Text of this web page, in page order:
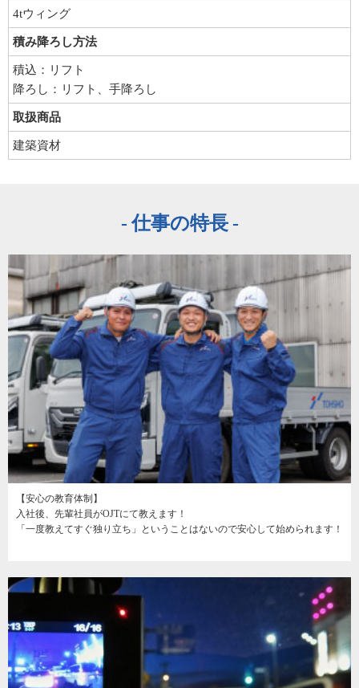
4tウィング
積み降ろし方法
積込：リフト
降ろし：リフト、手降ろし
取扱商品
建築資材
仕事の特長
【安心の教育体制】
入社後、先輩社員がOJTにて教えます！
「一度教えてすぐ独り立ち」ということはないので安心して始められます！